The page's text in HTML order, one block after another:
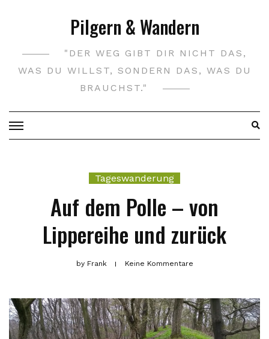
Pilgern & Wandern
"DER WEG GIBT DIR NICHT DAS,
WAS DU WILLST, SONDERN DAS, WAS DU
BRAUCHST."
Tageswanderung
Auf dem Polle – von
Lippereihe und zurück
byFrank Keine Kommentare